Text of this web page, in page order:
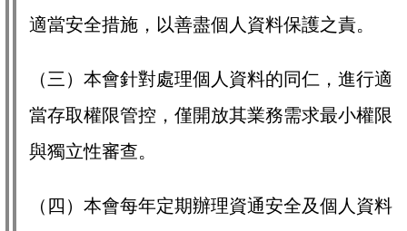
適當安全措施，以善盡個人資料保護之責。
（三）本會針對處理個人資料的同仁，進行適
當存取權限管控，僅開放其業務需求最小權限
與獨立性審查。
（四）本會每年定期辦理資通安全及個人資料